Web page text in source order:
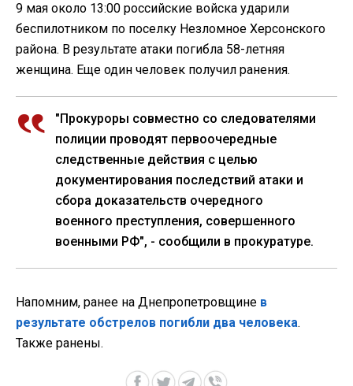
9 мая около 13:00 российские войска ударили
беспилотником по поселку Незломное Херсонского
района. В результате атаки погибла 58-летняя
женщина. Еще один человек получил ранения.
"Прокуроры совместно со следователями
полиции проводят первоочередные
следственные действия с целью
документирования последствий атаки и
сбора доказательств очередного
военного преступления, совершенного
военными РФ", - сообщили в прокуратуре.
Напомним, ранее на Днепропетровщине в
результате обстрелов погибли два человека.
Также ранены.